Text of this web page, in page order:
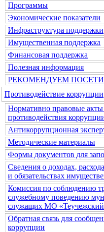
Программы
Экономические показатели
Инфраструктура поддержки
Имущественная поддержка
Финансовая поддержка
Полезная информация
РЕКОМЕНДУЕМ
Противодействие коррупции
Нормативно правовые акты
противодействия
Антикоррупционная
Методические материалы
Формы документов для
Сведения о доходах,
и обязательствах
Комиссия по соблюдению
служебному поведению
служащих МО «Теучежский
Обратная связь для
коррупции